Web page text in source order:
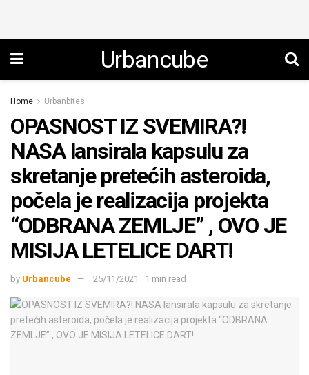
Urbancube
Home Urbanbites
OPASNOST IZ SVEMIRA?!
NASA lansirala kapsulu za
skretanje pretećih asteroida,
počela je realizacija projekta
“ODBRANA ZEMLJE” , OVO JE
MISIJA LETELICE DART!
by Urbancube 25/11/2021 1 min read